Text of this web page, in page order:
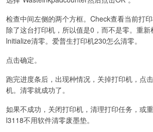
检查中间左侧的两个方框。Check查看当前打
除了这台打印机，所以值是0，而不是零。重
lnitialize清零。爱普生打印机230怎么清零。
点击确定。
跑完进度条后，出现种情况，关掉打印机，点
机。清零就成功了。
如果不成功，关闭打印机，清理打印任务，或重
l3118不用软件清零废墨垫。